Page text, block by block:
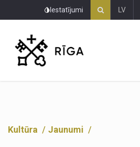
Iestatījumi LV
Kultūra Jaunumi